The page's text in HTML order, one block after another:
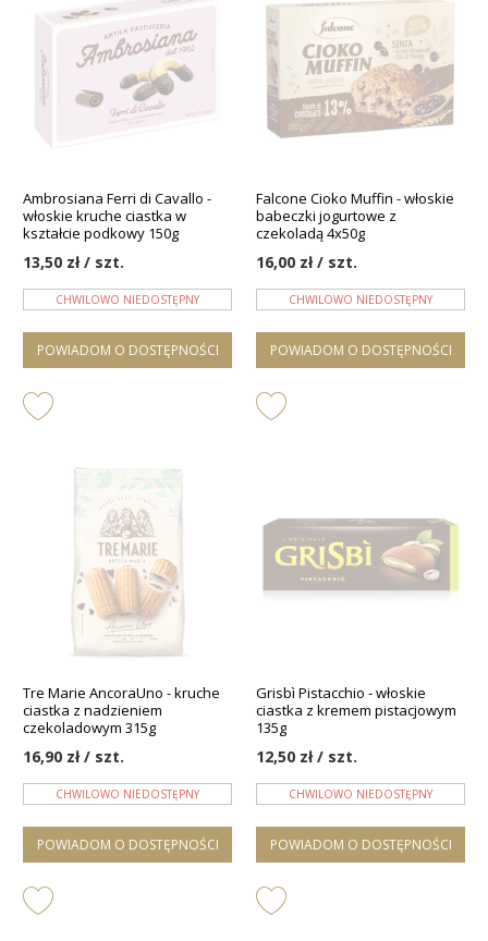
Ambrosiana Ferri di Cavallo -
włoskie kruche ciastka w
kształcie podkowy 150g
13,50 zł / szt.
CHWILOWO NIEDOSTĘPNY
POWIADOM O DOSTĘPNOŚCI
Falcone Cioko Muffin - włoskie
babeczki jogurtowe z
czekoladą 4x50g
16,00 zł / szt.
CHWILOWO NIEDOSTĘPNY
POWIADOM O DOSTĘPNOŚCI
Tre Marie AncoraUno - kruche
ciastka z nadzieniem
czekoladowym 315g
16,90 zł / szt.
CHWILOWO NIEDOSTĘPNY
POWIADOM O DOSTĘPNOŚCI
Grisbì Pistacchio - włoskie
ciastka z kremem pistacjowym
135g
12,50 zł / szt.
CHWILOWO NIEDOSTĘPNY
POWIADOM O DOSTĘPNOŚCI